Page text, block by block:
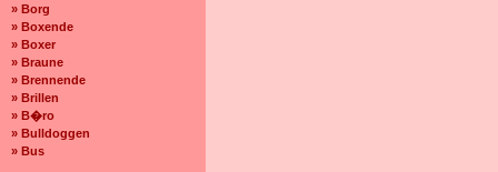
» Borg
» Boxende
» Boxer
» Braune
» Brennende
» Brillen
» B�ro
» Bulldoggen
» Bus